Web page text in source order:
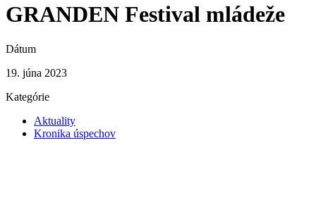
GRANDEN Festival mládeže
Dátum
19. júna 2023
Kategórie
Aktuality
Kronika úspechov